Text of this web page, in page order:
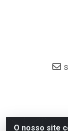
O nosso site